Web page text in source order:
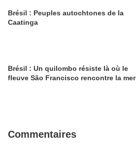
Brésil : Peuples autochtones de la
Caatinga
Brésil : Un quilombo résiste là où le
fleuve São Francisco rencontre la mer
Commentaires